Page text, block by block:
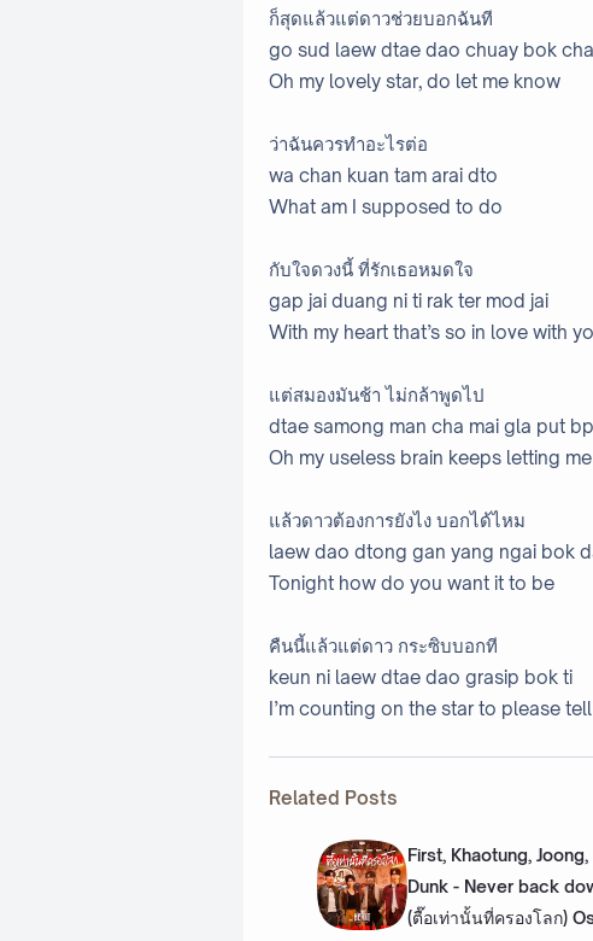
ก็สุดแล้วแต่ดาวช่วยบอกฉันที
go sud laew dtae dao chuay bok
Oh my lovely star, do let me know
ว่าฉันควรทำอะไรต่อ
wa chan kuan tam arai dto
What am I supposed to do
กับใจดวงนี้ ที่รักเธอหมดใจ
gap jai duang ni ti rak ter mod jai
With my heart that’s so in love with
แต่สมองมันช้า ไม่กล้าพูดไป
dtae samong man cha mai gla put
Oh my useless brain keeps letting
แล้วดาวต้องการยังไง บอกได้ไหม
laew dao dtong gan yang ngai bok
Tonight how do you want it to be
คืนนี้แล้วแต่ดาว กระซิบบอกที
keun ni laew dtae dao grasip bok ti
I’m counting on the star to please
Related Posts
First, Khaotung, Joong,
Dunk - Never back
(ตื๊อเท่านั้นที่ครองโลก)